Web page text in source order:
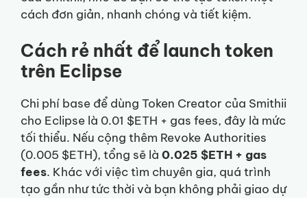
cách đơn giản, nhanh chóng và tiết kiệm.
Cách rẻ nhất để launch token
trên Eclipse
Chi phí base để dùng Token Creator của Smithii
cho Eclipse là 0.01 $ETH + gas fees, đây là mức
tối thiểu. Nếu cộng thêm Revoke Authorities
(0.005 $ETH), tổng sẽ là 0.025 $ETH + gas
fees. Khác với việc tìm chuyên gia, quá trình
tạo gần như tức thời và bạn không phải giao dự